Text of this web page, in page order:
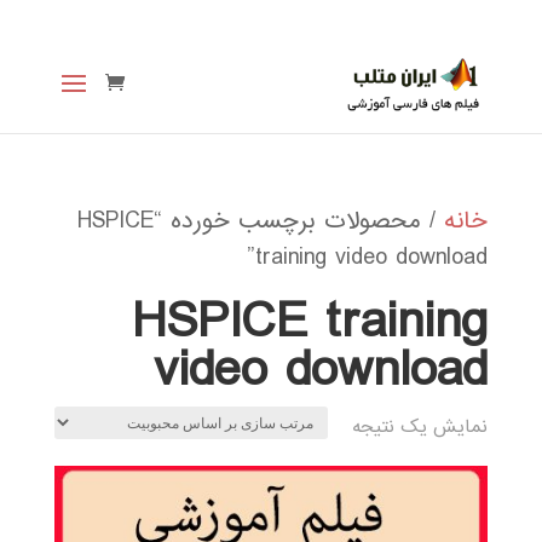
خانه
/ محصولات برچسب خورده “HSPICE
training video download”
HSPICE training
video download
نمایش یک نتیجه